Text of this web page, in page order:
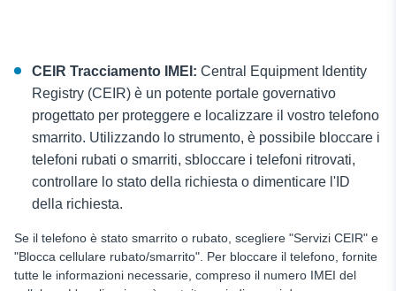
CEIR Tracciamento IMEI : Central Equipment Identity
Registry (CEIR) è un potente portale governativo
progettato per proteggere e localizzare il vostro telefono
smarrito. Utilizzando lo strumento, è possibile bloccare i
telefoni rubati o smarriti, sbloccare i telefoni ritrovati,
controllare lo stato della richiesta o dimenticare l'ID
della richiesta.
Se il telefono è stato smarrito o rubato, scegliere "Servizi CEIR" e
"Blocca cellulare rubato/smarrito". Per bloccare il telefono, fornite
tutte le informazioni necessarie, compreso il numero IMEI del